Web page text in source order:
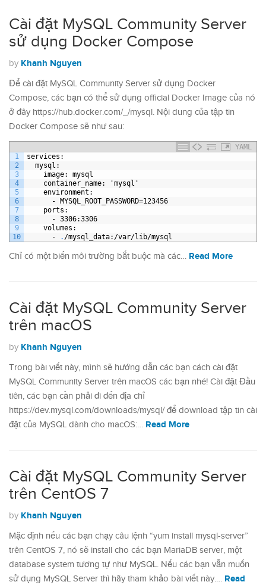
Cài đặt MySQL Community Server
sử dụng Docker Compose
by Khanh Nguyen
Để cài đặt MySQL Community Server sử dụng Docker
Compose, các bạn có thể sử dụng official Docker Image của nó
ở đây https://hub.docker.com/_/mysql. Nội dung của tập tin
Docker Compose sẽ như sau:
YAML
1
2
3
4
5
6
7
8
9
10
services :
mysql :
image: mysql
container name: 'mysql'
environment :
- MYSQL ROOT PASSWORD=123456
ports :
- 3306:3306
volumes :
-
. /mysql data:/var/lib/mysql
Chỉ có một biến môi trường bắt buộc mà các… Read More
Cài đặt MySQL Community Server
trên macOS
by Khanh Nguyen
Trong bài viết này, mình sẽ hướng dẫn các bạn cách cài đặt
MySQL Community Server trên macOS các bạn nhé! Cài đặt Đầu
tiên, các bạn cần phải đi đến địa chỉ
https://dev.mysql.com/downloads/mysql/ để download tập tin cài
đặt của MySQL dành cho macOS:… Read More
Cài đặt MySQL Community Server
trên CentOS 7
by Khanh Nguyen
Mặc định nếu các bạn chạy câu lệnh “yum install mysql-server”
trên CentOS 7, nó sẽ install cho các bạn MariaDB server, một
database system tương tự như MySQL. Nếu các bạn vẫn muốn
sử dụng MySQL Server thì hãy tham khảo bài viết này.… Read